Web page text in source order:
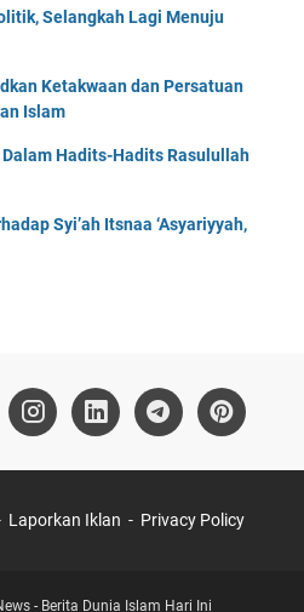
Selangkah Lagi Menuju
Ketakwaan dan Persatuan
Islam
Hadits-Hadits Rasulullah
Syi’ah Itsnaa ‘Asyariyyah,
Laporkan Iklan Privacy Policy
- Berita Dunia Islam Hari Ini